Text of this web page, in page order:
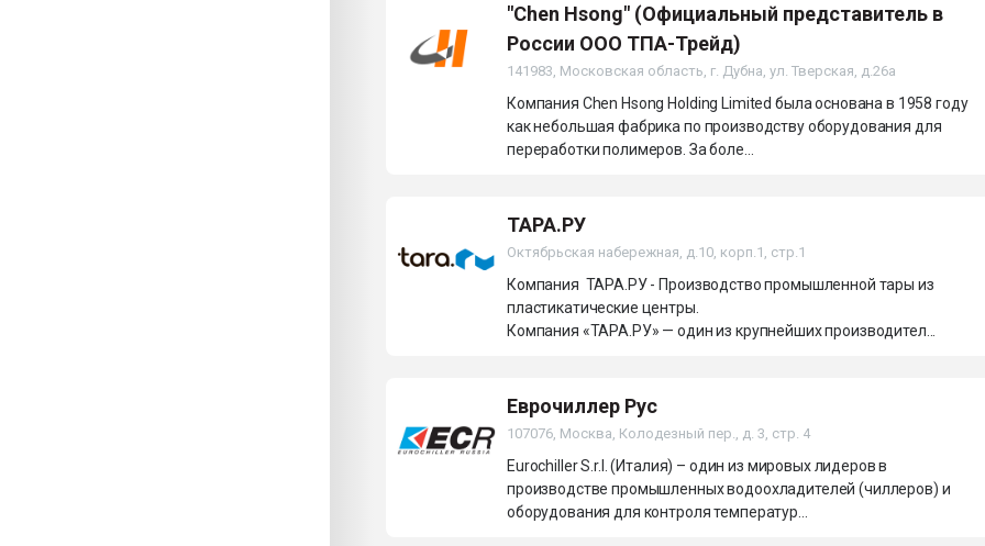
"Chen Hsong" (Официальный представитель в
России ООО ТПА-Трейд)
141983, Московская область, г. Дубна, ул. Тверская, д.26а
Компания Chen Hsong Holding Limited была основана в 1958 году
как небольшая фабрика по производству оборудования для
переработки полимеров. За боле...
ТАРА.РУ
Октябрьская набережная, д.10, корп.1, стр.1
Компания ТАРА.РУ - Производство промышленной тары из
пластикатические центры.
Компания «ТАРА.РУ» — один из крупнейших производител...
Еврочиллер Рус
107076, Москва, Колодезный пер., д. 3, стр. 4
Eurochiller S.r.l. (Италия) – один из мировых лидеров в
производстве промышленных водоохладителей (чиллеров) и
оборудования для контроля температур...